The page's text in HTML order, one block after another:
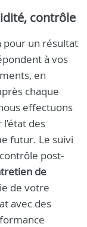
contrôle
pour un résultat
à vos
en
chaque
effectuons
des
futur. Le suivi
post-
de
de votre
avec des